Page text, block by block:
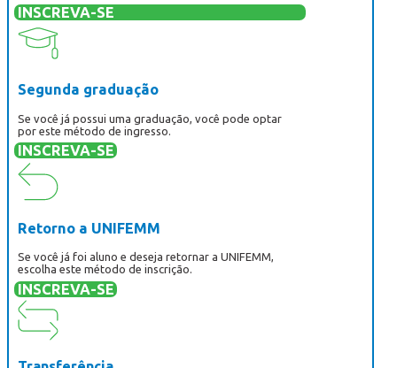
INSCREVA-SE
Segunda graduação
Se você já possui uma graduação, você pode optar
por este método de ingresso.
INSCREVA-SE
Retorno a UNIFEMM
Se você já foi aluno e deseja retornar a UNIFEMM,
escolha este método de inscrição.
INSCREVA-SE